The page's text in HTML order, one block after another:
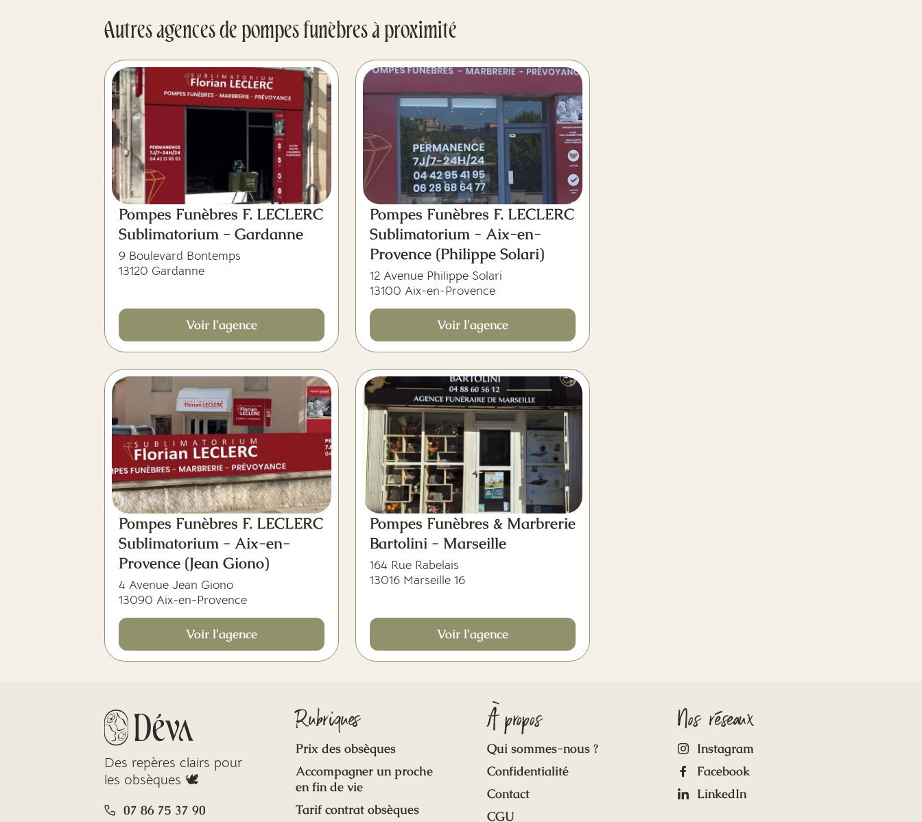
Autres agences de pompes funèbres à proximité
Pompes Funèbres F. LECLERC
Sublimatorium - Gardanne
9 Boulevard Bontemps
13120 Gardanne
Voir l'agence
Pompes Funèbres F. LECLERC
Sublimatorium - Aix-en-
Provence (Philippe Solari)
12 Avenue Philippe Solari
13100 Aix-en-Provence
Voir l'agence
Pompes Funèbres F. LECLERC
Sublimatorium - Aix-en-
Provence (Jean Giono)
4 Avenue Jean Giono
13090 Aix-en-Provence
Voir l'agence
Pompes Funèbres & Marbrerie
Bartolini - Marseille
164 Rue Rabelais
13016 Marseille 16
Voir l'agence
Des repères clairs pour
les obsèques 🕊️
07 86 75 37 90
Rubriques
Prix des obsèques
Accompagner un proche
en fin de vie
Tarif contrat obsèques
À propos
Qui sommes-nous ?
Confidentialité
Contact
CGU
Nos réseaux
Instagram
Facebook
LinkedIn